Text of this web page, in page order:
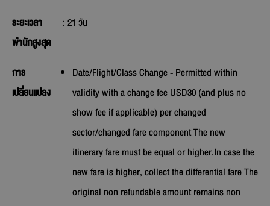
ระยะเวลา
พำนักสูงสุด
:21 วัน
การ
เปลี่ยนแปลง
Date/Flight/Class Change - Permitted within
validity with a change fee USD30 (and plus no
show fee if applicable) per changed
sector/changed fare component The new
itinerary fare must be equal or higher.In case the
new fare is higher, collect the differential fare The
original non refundable amount remains non